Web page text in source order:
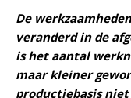
De
veranderd in de
is het aantal
maar kleiner
productiebasis